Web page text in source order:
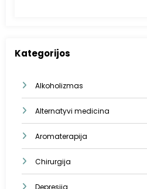
Kategorijos
Alkoholizmas
Alternatyvi medicina
Aromaterapija
Chirurgija